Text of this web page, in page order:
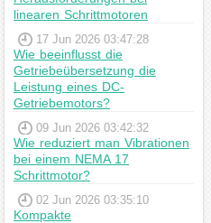
linearen Schrittmotoren
17 Jun 2026 03:47:28
Wie beeinflusst die
Getriebeübersetzung die
Leistung eines DC-
Getriebemotors?
09 Jun 2026 03:42:32
Wie reduziert man Vibrationen
bei einem NEMA 17
Schrittmotor?
02 Jun 2026 03:35:10
Kompakte